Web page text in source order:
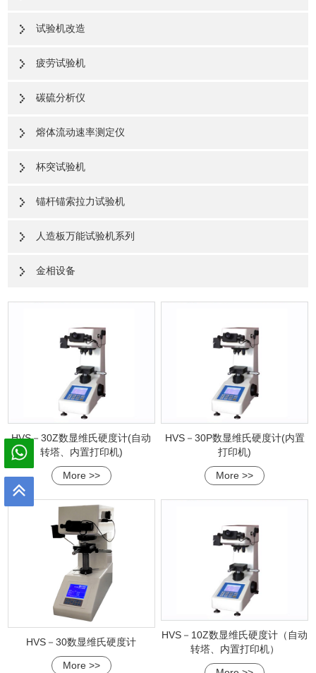
试验机改造
疲劳试验机
碳硫分析仪
熔体流动速率测定仪
杯突试验机
锚杆锚索拉力试验机
人造板万能试验机系列
金相设备
HVS－30Z数显维氏硬度计(自动
转塔、内置打印机)
More >>
HVS－30P数显维氏硬度计(内置
打印机)
More >>
HVS－30数显维氏硬度计
More >>
HVS－10Z数显维氏硬度计（自动
转塔、内置打印机）